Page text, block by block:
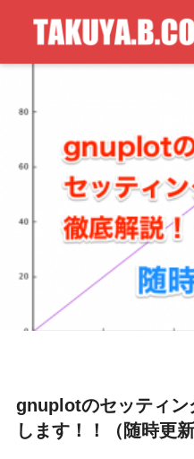
gnuplotのセッティン
します！！（随時更新